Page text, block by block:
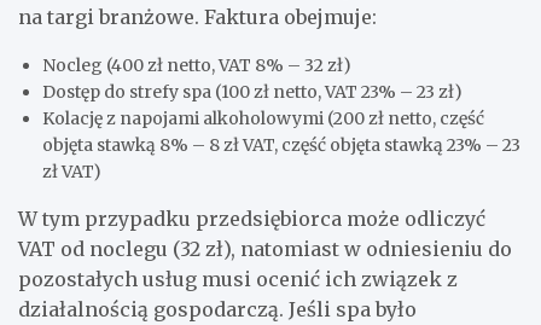
na targi branżowe. Faktura obejmuje:
Nocleg (400 zł netto, VAT 8% – 32 zł)
Dostęp do strefy spa (100 zł netto, VAT 23% – 23 zł)
Kolację z napojami alkoholowymi (200 zł netto, część
objęta stawką 8% – 8 zł VAT, część objęta stawką 23% – 23
zł VAT)
W tym przypadku przedsiębiorca może odliczyć
VAT od noclegu (32 zł), natomiast w odniesieniu do
pozostałych usług musi ocenić ich związek z
działalnością gospodarczą. Jeśli spa było